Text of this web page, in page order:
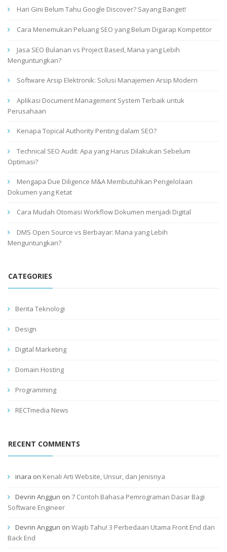
Hari Gini Belum Tahu Google Discover? Sayang Banget!
Cara Menemukan Peluang SEO yang Belum Digarap Kompetitor
Jasa SEO Bulanan vs Project Based, Mana yang Lebih
Menguntungkan?
Software Arsip Elektronik: Solusi Manajemen Arsip Modern
Aplikasi Document Management System Terbaik untuk
Perusahaan
Kenapa Topical Authority Penting dalam SEO?
Technical SEO Audit: Apa yang Harus Dilakukan Sebelum
Optimasi?
Mengapa Due Diligence M&A Membutuhkan Pengelolaan
Dokumen yang Ketat
Cara Mudah Otomasi Workflow Dokumen menjadi Digital
DMS Open Source vs Berbayar: Mana yang Lebih
Menguntungkan?
CATEGORIES
Berita Teknologi
Design
Digital Marketing
Domain Hosting
Programming
RECTmedia News
RECENT COMMENTS
inara on Kenali Arti Website, Unsur, dan Jenisnya
Devrin Anggun on 7 Contoh Bahasa Pemrograman Dasar Bagi
Software Engineer
Devrin Anggun on Wajib Tahu! 3 Perbedaan Utama Front End dan
Back End